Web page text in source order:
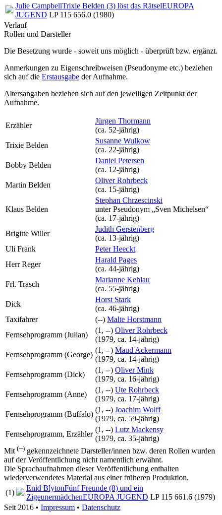
Julie CampbellTrixie Belden (3) löst das RätselEUROPA
JUGEND LP 115 656.0 (1980)
Verlauf
Rollen und Darsteller
Die Besetzung wurde - soweit uns möglich - überprüft bzw. ergänzt.
Anmerkungen zu Eigenschreibweisen (Pseudonyme etc.) beziehen
sich auf die Erstausgabe der Aufnahme.
Altersangaben beziehen sich auf den jeweiligen Zeitpunkt der
Aufnahme.
Erzähler
Jürgen Thormann
(ca. 52‑jährig)
Trixie Belden
Susanne Wulkow
(ca. 22‑jährig)
Bobby Belden
Daniel Petersen
(ca. 12‑jährig)
Martin Belden
Oliver Rohrbeck
(ca. 15‑jährig)
Klaus Belden
Stephan Chrzescinski
unter Pseudonym „Sven Michelsen“
(ca. 17‑jährig)
Brigitte Willer
Judith Gerstenberg
(ca. 13‑jährig)
Uli Frank
Peter Heeckt
Herr Reger
Harald Pages
(ca. 44‑jährig)
Frl. Trasch
Marianne Kehlau
(ca. 55‑jährig)
Dick
Horst Stark
(ca. 46‑jährig)
Taxifahrer
(--) Malte Horstmann
Fernsehprogramm (Julian)
(1, --) Oliver Rohrbeck
(1979, ca. 14‑jährig)
Fernsehprogramm (George)
(1, --) Maud Ackermann
(1979, ca. 14‑jährig)
Fernsehprogramm (Dick)
(1, --) Oliver Mink
(1979, ca. 16‑jährig)
Fernsehprogramm (Anne)
(1, --) Ute Rohrbeck
(1979, ca. 17‑jährig)
Fernsehprogramm (Buffalo)
(1, --) Joachim Wolff
(1979, ca. 59‑jährig)
Fernsehprogramm, Erzähler
(1, --) Lutz Mackensy
(1979, ca. 35‑jährig)
Mit (--) gekennzeichnete Darsteller/innen bzw. deren Rollen wurden
auf der Veröffentlichung nicht namentlich erwähnt.
Die Sprachaufnahmen dieser Veröffentlichung enthalten
wiederverwendetes Material aus einer früheren Produktion.
(1)
Enid BlytonFünf Freunde (8) und ein
ZigeunermädchenEUROPA JUGEND LP 115 661.6 (1979)
Seit 2016 • Impressum • Datenschutz